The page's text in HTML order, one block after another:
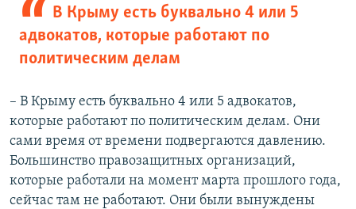
В Крыму есть буквально 4 или 5
адвокатов, которые работают по
политическим делам
– В Крыму есть буквально 4 или 5 адвокатов,
которые работают по политическим делам. Они
сами время от времени подвергаются давлению.
Большинство правозащитных организаций,
которые работали на момент марта прошлого года,
сейчас там не работают. Они были вынуждены